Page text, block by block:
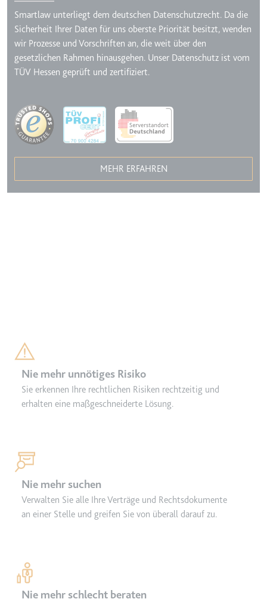
Smartlaw unterliegt dem deutschen Datenschutzrecht. Da die
Sicherheit Ihrer Daten für uns oberste Priorität besitzt, wenden
wir Prozesse und Vorschriften an, die weit über den
gesetzlichen Rahmen hinausgehen. Unser Datenschutz ist vom
TÜV Hessen geprüft und zertifiziert.
Image
MEHR ERFAHREN
Nie mehr unnötiges Risiko
Sie erkennen Ihre rechtlichen Risiken rechtzeitig und
erhalten eine maßgeschneiderte Lösung.
Nie mehr suchen
Verwalten Sie alle Ihre Verträge und Rechtsdokumente
an einer Stelle und greifen Sie von überall darauf zu.
Nie mehr schlecht beraten